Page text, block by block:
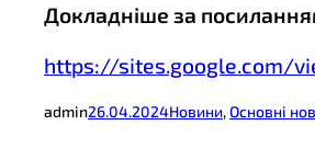
Докладніше за
https://sites.google.com/
admin26.04.2024Новини, Основні